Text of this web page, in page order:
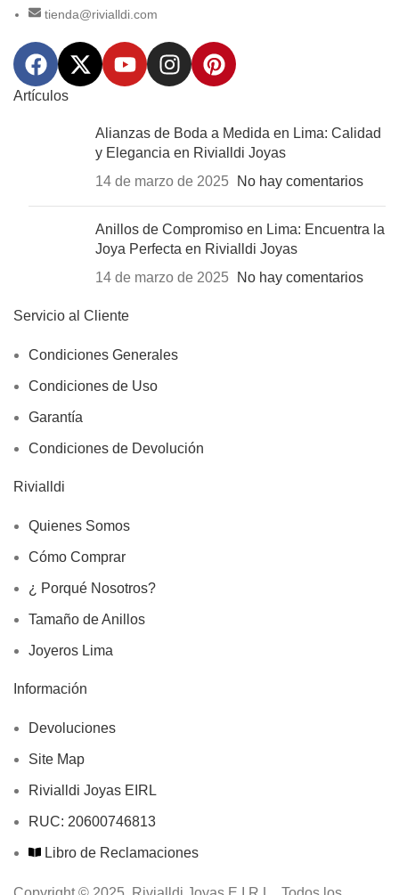
tienda@rivialldi.com
Artículos
Alianzas de Boda a Medida en Lima: Calidad
y Elegancia en Rivialldi Joyas
14 de marzo de 2025
No hay comentarios
Anillos de Compromiso en Lima: Encuentra la
Joya Perfecta en Rivialldi Joyas
14 de marzo de 2025
No hay comentarios
Servicio al Cliente
Condiciones Generales
Condiciones de Uso
Garantía
Condiciones de Devolución
Rivialldi
Quienes Somos
Cómo Comprar
¿ Porqué Nosotros?
Tamaño de Anillos
Joyeros Lima
Información
Devoluciones
Site Map
Rivialldi Joyas EIRL
RUC: 20600746813
Libro de Reclamaciones